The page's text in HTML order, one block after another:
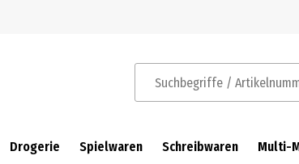
Suchbegriffe / Artikelnummer
Drogerie Spielwaren Schreibwaren Multi-